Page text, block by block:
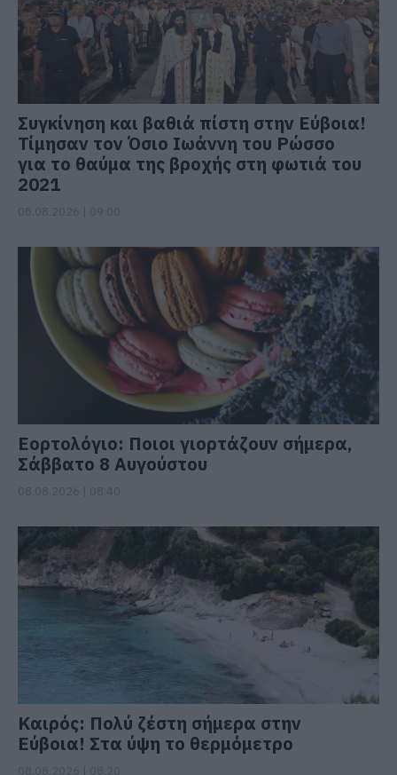
Συγκίνηση και βαθιά πίστη στην Εύβοια!
Τίμησαν τον Όσιο Ιωάννη του Ρώσσο
για το θαύμα της βροχής στη φωτιά του
2021
Εορτολόγιο: Ποιοι γιορτάζουν σήμερα,
Σάββατο 8 Αυγούστου
Καιρός: Πολύ ζέστη σήμερα στην
Εύβοια! Στα ύψη το θερμόμετρο